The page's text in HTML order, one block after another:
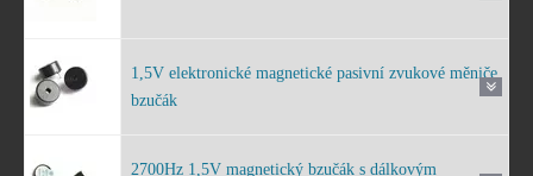
1,5V elektronické magnetické pasivní zvukové měniče
bzučák
2700Hz 1,5V magnetický bzučák s dálkovým